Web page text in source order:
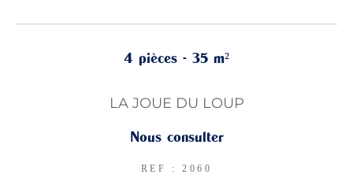
4 pièces - 35 m²
LA JOUE DU LOUP
Nous consulter
REF : 2060